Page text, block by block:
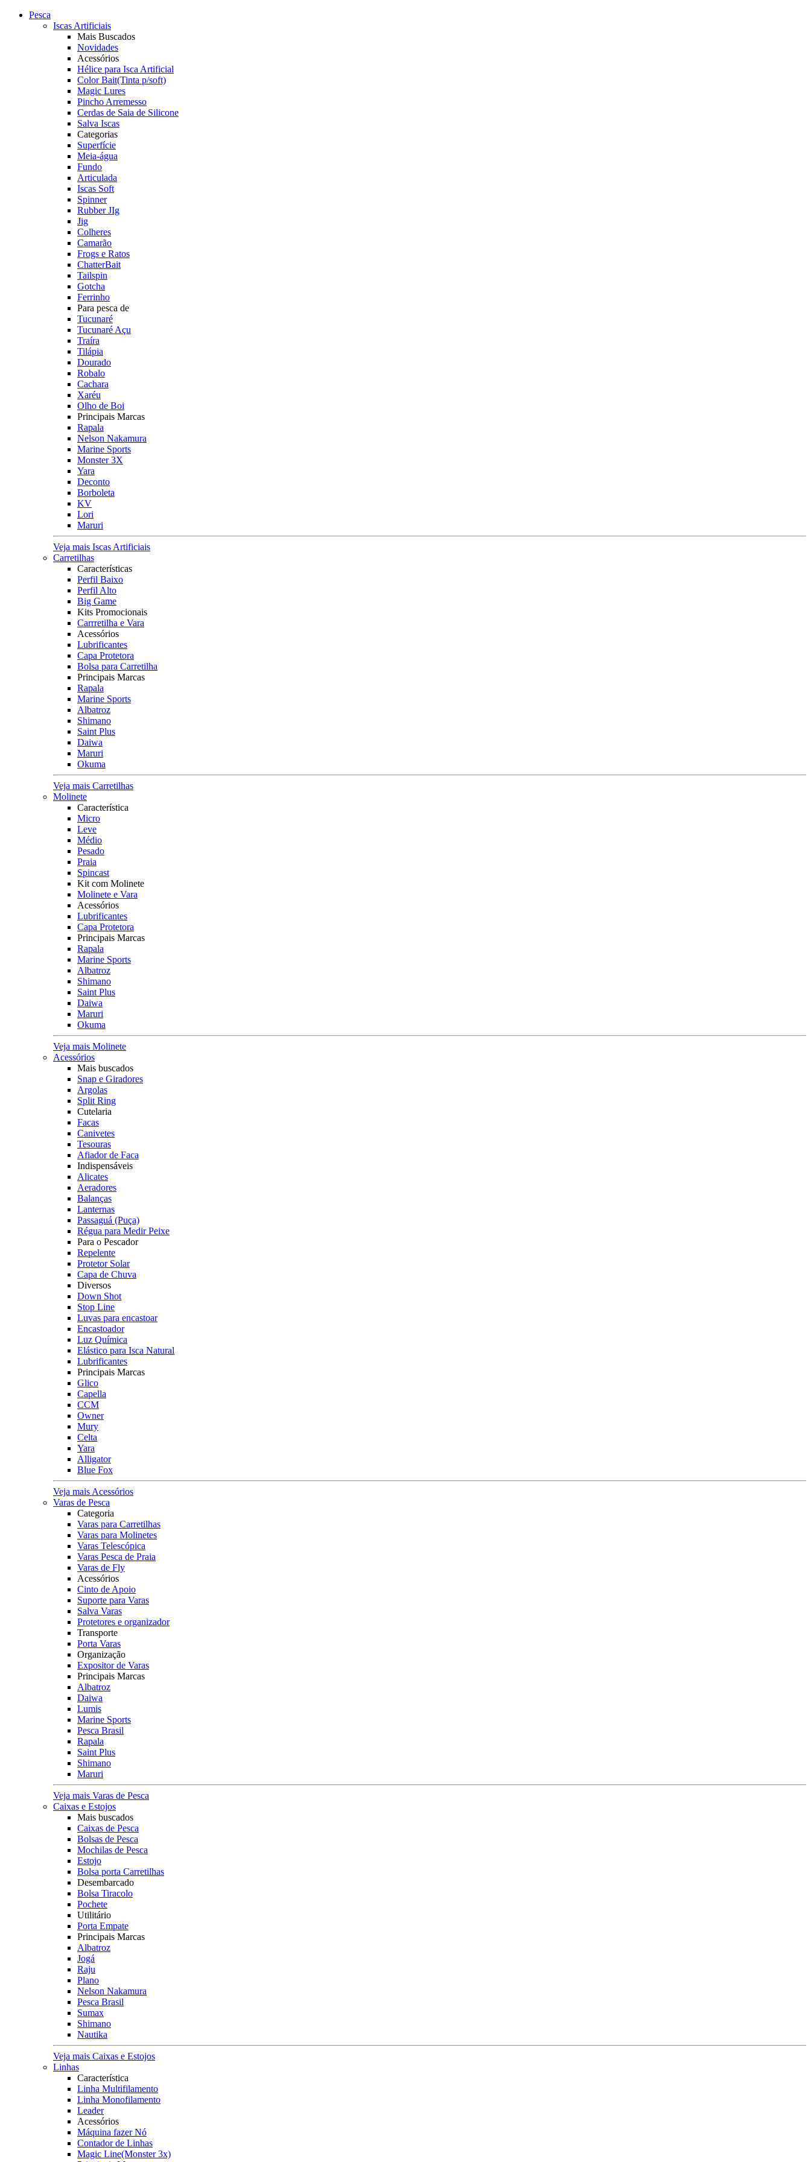
Pesca
Iscas Artificiais
Mais Buscados
Novidades
Acessórios
Hélice para Isca Artificial
Color Bait(Tinta p/soft)
Magic Lures
Pincho Arremesso
Cerdas de Saia de Silicone
Salva Iscas
Categorias
Superfície
Meia-água
Fundo
Articulada
Iscas Soft
Spinner
Rubber JIg
Jig
Colheres
Camarão
Frogs e Ratos
ChatterBait
Tailspin
Gotcha
Ferrinho
Para pesca de
Tucunaré
Tucunaré Açu
Traíra
Tilápia
Dourado
Robalo
Cachara
Xaréu
Olho de Boi
Principais Marcas
Rapala
Nelson Nakamura
Marine Sports
Monster 3X
Yara
Deconto
Borboleta
KV
Lori
Maruri
Veja mais Iscas Artificiais
Carretilhas
Características
Perfil Baixo
Perfil Alto
Big Game
Kits Promocionais
Carrretilha e Vara
Acessórios
Lubrificantes
Capa Protetora
Bolsa para Carretilha
Principais Marcas
Rapala
Marine Sports
Albatroz
Shimano
Saint Plus
Daiwa
Maruri
Okuma
Veja mais Carretilhas
Molinete
Característica
Micro
Leve
Médio
Pesado
Praia
Spincast
Kit com Molinete
Molinete e Vara
Acessórios
Lubrificantes
Capa Protetora
Principais Marcas
Rapala
Marine Sports
Albatroz
Shimano
Saint Plus
Daiwa
Maruri
Okuma
Veja mais Molinete
Acessórios
Mais buscados
Snap e Giradores
Argolas
Split Ring
Cutelaria
Facas
Canivetes
Tesouras
Afiador de Faca
Indispensáveis
Alicates
Aeradores
Balanças
Lanternas
Passaguá (Puça)
Régua para Medir Peixe
Para o Pescador
Repelente
Protetor Solar
Capa de Chuva
Diversos
Down Shot
Stop Line
Luvas para encastoar
Encastoador
Luz Química
Elástico para Isca Natural
Lubrificantes
Principais Marcas
Glico
Capella
CCM
Owner
Mury
Celta
Yara
Alligator
Blue Fox
Veja mais Acessórios
Varas de Pesca
Categoria
Varas para Carretilhas
Varas para Molinetes
Varas Telescópica
Varas Pesca de Praia
Varas de Fly
Acessórios
Cinto de Apoio
Suporte para Varas
Salva Varas
Protetores e organizador
Transporte
Porta Varas
Organização
Expositor de Varas
Principais Marcas
Albatroz
Daiwa
Lumis
Marine Sports
Pesca Brasil
Rapala
Saint Plus
Shimano
Maruri
Veja mais Varas de Pesca
Caixas e Estojos
Mais buscados
Caixas de Pesca
Bolsas de Pesca
Mochilas de Pesca
Estojo
Bolsa porta Carretilhas
Desembarcado
Bolsa Tiracolo
Pochete
Utilitário
Porta Empate
Principais Marcas
Albatroz
Jogá
Raju
Plano
Nelson Nakamura
Pesca Brasil
Sumax
Shimano
Nautika
Veja mais Caixas e Estojos
Linhas
Característica
Linha Multifilamento
Linha Monofilamento
Leader
Acessórios
Máquina fazer Nó
Contador de Linhas
Magic Line(Monster 3x)